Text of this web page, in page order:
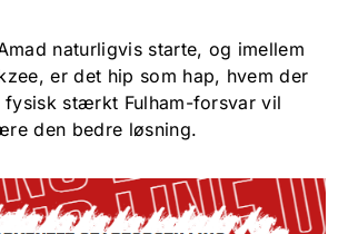
naturligvis starte, og imellem
er det hip som hap, hvem der
fysisk stærkt Fulham-forsvar vil
den bedre løsning.